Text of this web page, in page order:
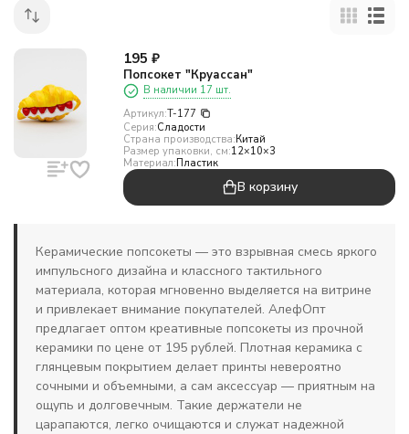
195 ₽
Попсокет "Круассан"
В наличии 17 шт.
Артикул:T-177
Серия:Сладости
Страна производства:Китай
Размер упаковки, см:12×10×3
Материал:Пластик
В корзину
Керамические попсокеты — это взрывная смесь яркого
импульсного дизайна и классного тактильного
материала, которая мгновенно выделяется на витрине
и привлекает внимание покупателей. АлефОпт
предлагает оптом креативные попсокеты из прочной
керамики по цене от 195 рублей. Плотная керамика с
глянцевым покрытием делает принты невероятно
сочными и объемными, а сам аксессуар — приятным на
ощупь и долговечным. Такие держатели не
царапаются, легко очищаются и служат надежной